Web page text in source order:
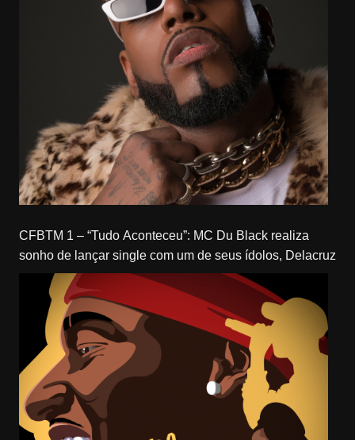
CFBTM 1 – “Tudo Aconteceu”: MC Du Black realiza
sonho de lançar single com um de seus ídolos, Delacruz